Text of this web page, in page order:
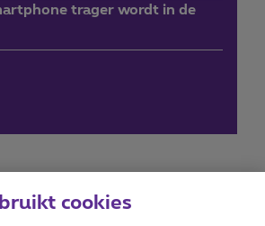
trager wordt in de
cookies